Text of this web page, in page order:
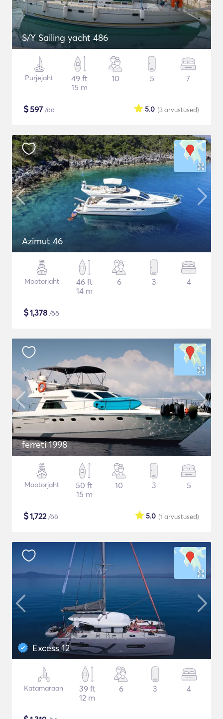
S/Y Sailing yacht 486
Purjejaht
49 ft
15 m
10 5 7
$597 /öö (3arvustused)
5.0
Azimut 46
Mootorjaht
46 ft
14 m
6 3 4
$1,378 /öö
ferreti 1998
Mootorjaht
50 ft
15 m
10 3 5
$1,722/öö (1 arvustused)
5.0
Excess 12
Katamaraan
39 ft
12 m
6 3 4